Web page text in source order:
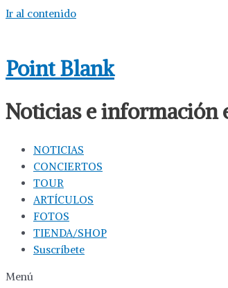
Ir al contenido
Point Blank
Noticias e información
NOTICIAS
CONCIERTOS
TOUR
ARTÍCULOS
FOTOS
TIENDA/SHOP
Suscríbete
Menú